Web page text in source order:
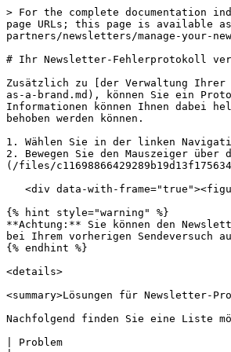
> For the complete documentation index, see [llms.txt](https://help.impact.com/llms.txt). Markdown versions of documentation pages are available by appending `.md` to page URLs; this page is available as [Markdown](https://help.impact.com/brand/de/what-would-you-like-to-learn-about/platform-features/reach-out-to-partners/newsletters/manage-your-newsletter-issues-log.md).

# Ihr Newsletter-Fehlerprotokoll verwalten

Zusätzlich zu [der Verwaltung Ihrer Newsletter](/brand/de/what-would-you-like-to-learn-about/platform-features/reach-out-to-partners/newsletters/manage-newsletters-as-a-brand.md), können Sie ein Protokoll der Probleme anzeigen, die sich auf Ihre Newsletter beziehen und die nicht an Kontakte gesendet werden konnten. Diese Informationen können Ihnen dabei helfen, zu beurteilen, warum Newsletter in einem *nicht gesendet* Status Ihre Kontakte nicht erreicht haben und wie diese Fehler behoben werden können.

1. Wählen Sie in der linken Navigationsleiste ![](/files/8189ccdb3d6833e64eac05afbd5a6e7ceadce224) **\[Engage]** → **Partner** → **Automatisierung** → **Newsletter**.
2. Bewegen Sie den Mauszeiger über den Newsletter, für den Sie das Fehlerprotokoll anzeigen möchten. Wählen Sie dann ![](/files/c11698866429289b19d13f1756344d66ed4517bc) **\[More]** → **Fehlerprotokoll**.

   <div data-with-frame="true"><figure><img src="/files/b99344c46906572d1ccba77e717de15b01716140" alt=""><figcaption></figcaption></figure></div>

{% hint style="warning" %}
**Achtung:** Sie können den Newsletter nach dem Versand nicht mehr bearbeiten. Sie müssen den Newsletter neu erstellen und erneut senden, um Fehler zu